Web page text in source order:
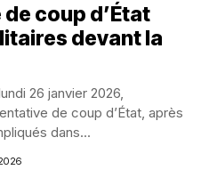
coup d’État
devant la
26 janvier 2026,
de coup d’État, après
dans...